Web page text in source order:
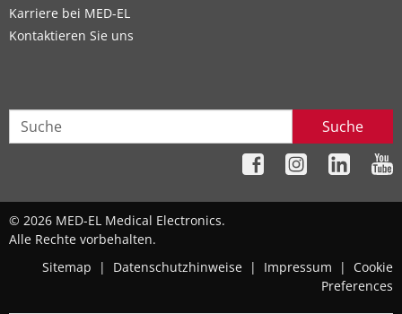
Karriere bei MED-EL
Kontaktieren Sie uns
Suche
© 2026 MED-EL Medical Electronics.
Alle Rechte vorbehalten.
Sitemap
| Datenschutzhinweise | Impressum | Cookie
Preferences